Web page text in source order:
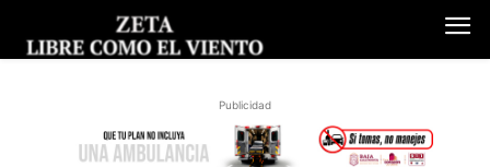
Publicidad